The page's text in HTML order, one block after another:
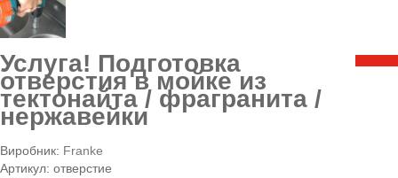
Услуга! Подготовка
отверстия в мойке из
тектонайта / фрагранита /
нержавейки
Виробник: Franke
Артикул: отверстие